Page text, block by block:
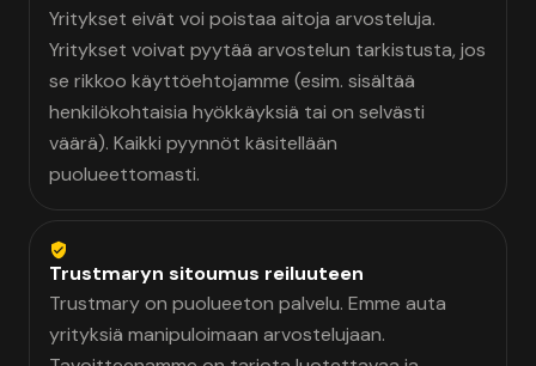
Yritykset eivät voi poistaa aitoja arvosteluja.
Yritykset voivat pyytää arvostelun tarkistusta, jos
se rikkoo käyttöehtojamme (esim. sisältää
henkilökohtaisia hyökkäyksiä tai on selvästi
väärä). Kaikki pyynnöt käsitellään
puolueettomasti.
Trustmaryn sitoumus reiluuteen
Trustmary on puolueeton palvelu. Emme auta
yrityksiä manipuloimaan arvostelujaan.